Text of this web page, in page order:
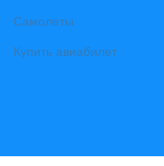
Самолеты
Купить авиабилет